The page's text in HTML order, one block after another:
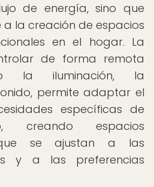
de energía, sino que
la creación de espacios
en el hogar. La
de forma remota
la iluminación, la
permite adaptar el
específicas de
creando espacios
que se ajustan a las
y a las preferencias